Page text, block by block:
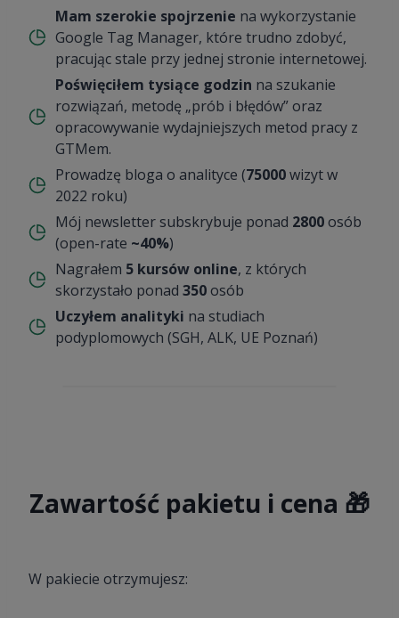
Mam szerokie spojrzenie na wykorzystanie
Google Tag Manager, które trudno zdobyć,
pracując stale przy jednej stronie internetowej.
Poświęciłem tysiące godzin na szukanie
rozwiązań, metodę „prób i błędów” oraz
opracowywanie wydajniejszych metod pracy z
GTMem.
Prowadzę bloga o analityce (75000wizyt w
2022 roku)
Mój newsletter subskrybuje ponad 2800osób
(open-rate ~40%)
Nagrałem 5 kursów online, z których
skorzystało ponad 350osób
Uczyłem analityki na studiach
podyplomowych (SGH, ALK, UE Poznań)
Zawartość pakietu i cena 🎁
W pakiecie otrzymujesz: